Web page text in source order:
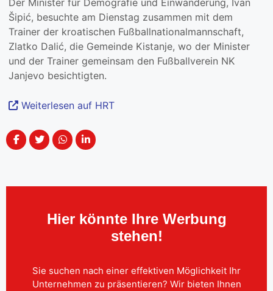
Šipić, besuchte am Dienstag zusammen mit dem
Trainer der kroatischen Fußballnationalmannschaft,
Zlatko Dalić, die Gemeinde Kistanje, wo der Minister
und der Trainer gemeinsam den Fußballverein NK
Janjevo besichtigten.
Weiterlesen auf HRT
Hier könnte Ihre Werbung
stehen!
Sie suchen nach einer effektiven Möglichkeit Ihr
Unternehmen zu präsentieren? Wir bieten Ihnen